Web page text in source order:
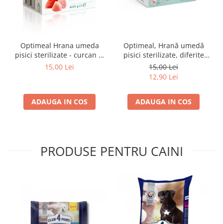
Optimeal Hrana umeda
pisici sterilizate - curcan si
pui in sos, set 3+1,
15,00 Lei
ADAUGA IN COS
Optimeal, Hrană umedă
pisici sterilizate, diferite
arome, (3+1), 0.34kg
15,00 Lei
12,90 Lei
ADAUGA IN COS
PRODUSE PENTRU CAINI